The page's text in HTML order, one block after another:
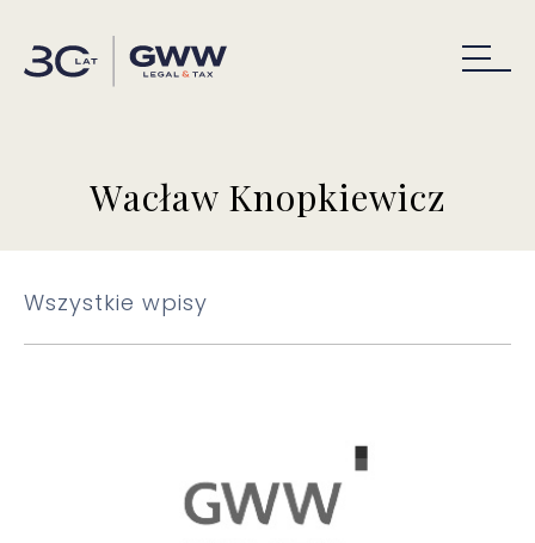
Wacław Knopkiewicz
Wszystkie wpisy